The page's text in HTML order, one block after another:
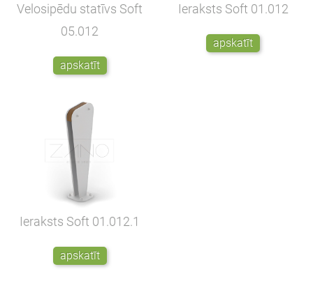
Velosipēdu statīvs Soft
05.012
apskatīt
Ieraksts Soft 01.012
apskatīt
Ieraksts Soft 01.012.1
apskatīt